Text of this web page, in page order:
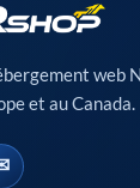
web
et au Canada.